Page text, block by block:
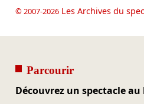
© 2007-2026Les Archives du
Parcourir
Découvrez un spectacle au